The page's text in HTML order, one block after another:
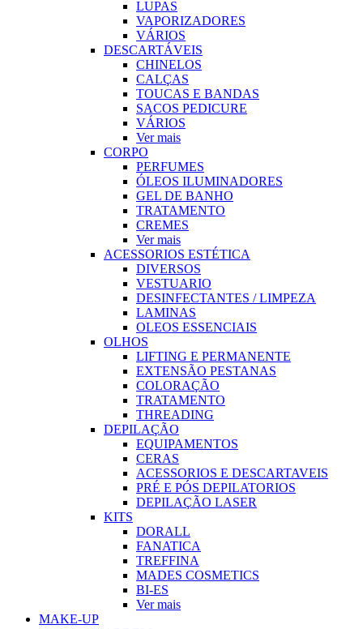
LUPAS
VAPORIZADORES
VÁRIOS
DESCARTÁVEIS
CHINELOS
CALÇAS
TOUCAS E BANDAS
SACOS PEDICURE
VÁRIOS
Ver mais
CORPO
PERFUMES
ÓLEOS ILUMINADORES
GEL DE BANHO
TRATAMENTO
CREMES
Ver mais
ACESSORIOS ESTÉTICA
DIVERSOS
VESTUARIO
DESINFECTANTES / LIMPEZA
LAMINAS
OLEOS ESSENCIAIS
OLHOS
LIFTING E PERMANENTE
EXTENSÃO PESTANAS
COLORAÇÃO
TRATAMENTO
THREADING
DEPILAÇÃO
EQUIPAMENTOS
CERAS
ACESSORIOS E DESCARTAVEIS
PRÉ E PÓS DEPILATORIOS
DEPILAÇÃO LASER
KITS
DORALL
FANATICA
TREFFINA
MADES COSMETICS
BI-ES
Ver mais
MAKE-UP